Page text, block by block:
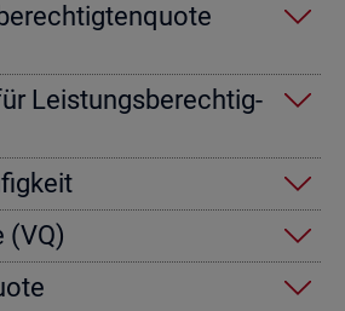
Leis­tungs­be­rech­tig­
(VQ)